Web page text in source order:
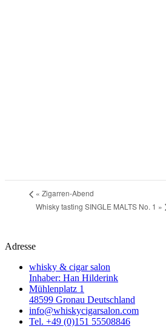
« Zigarren-Abend
Whisky tasting SINGLE MALTS No. 1 »
Adresse
whisky & cigar salon
Inhaber: Han Hilderink
Mühlenplatz 1
48599 Gronau Deutschland
info@whiskycigarsalon.com
Tel. +49 (0)151 55508846